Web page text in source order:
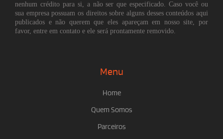
nenhum crédito para si, a não ser que especificado. Caso você ou
sua empresa possuam os direitos sobre alguns desses conteúdos aqui
publicados e não querem que eles apareçam em nosso site, por
favor, entre em contato e ele será prontamente removido.
Menu
Home
Quem Somos
Parceiros